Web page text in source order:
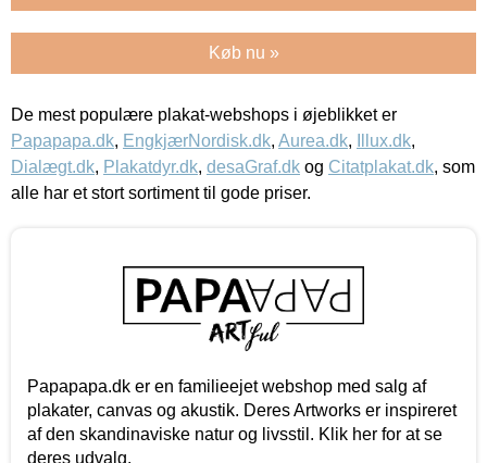
Køb nu »
De mest populære plakat-webshops i øjeblikket er
Papapapa.dk, EngkjærNordisk.dk, Aurea.dk, Illux.dk,
Dialægt.dk, Plakatdyr.dk, desaGraf.dk og Citatplakat.dk, som
alle har et stort sortiment til gode priser.
Papapapa.dk er en familieejet webshop med salg af
plakater, canvas og akustik. Deres Artworks er inspireret
af den skandinaviske natur og livsstil. Klik her for at se
deres udvalg.